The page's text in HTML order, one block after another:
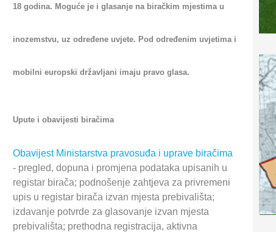
18 godina. Moguće je i glasanje na biračkim mjestima u
inozemstvu, uz određene uvjete. Pod određenim uvjetima i
mobilni europski državljani imaju pravo glasa.
Upute i obavijesti biračima
Obavijest Ministarstva pravosuđa i uprave biračima
- pregled, dopuna i promjena podataka upisanih u
registar birača; podnošenje zahtjeva za privremeni
upis u registar birača izvan mjesta prebivališta;
izdavanje potvrde za glasovanje izvan mjesta
prebivališta; prethodna registracija, aktivna